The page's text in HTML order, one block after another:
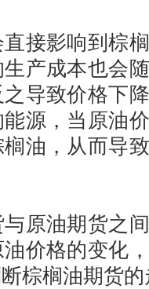
影响到棕榈
产成本也会
导致价格下
源，当原油
油，从而导
油期货之间
价格的变化
棕榈油期货